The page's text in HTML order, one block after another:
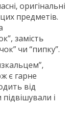
оригінальні
предметів.
замість
чи “пипку”.
є гарне
від
і